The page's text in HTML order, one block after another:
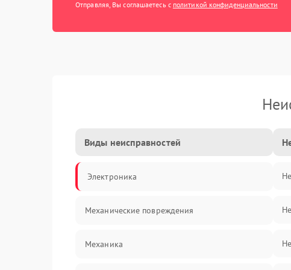
Отправляя, Вы соглашаетесь с политикой конфиденциальности
Виды неисправностей
Электроника
Механические повреждения
Механика